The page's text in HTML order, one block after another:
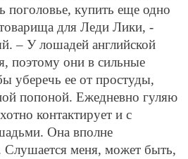
поголовье, купить еще одно
для Леди Лики, -
– У лошадей английской
поэтому они в сильные
уберечь ее от простуды,
попоной. Ежедневно гуляю
контактирует и с
Она вполне
Слушается меня, может быть,